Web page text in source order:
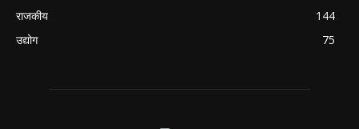
राजकीय
144
उद्योग
75